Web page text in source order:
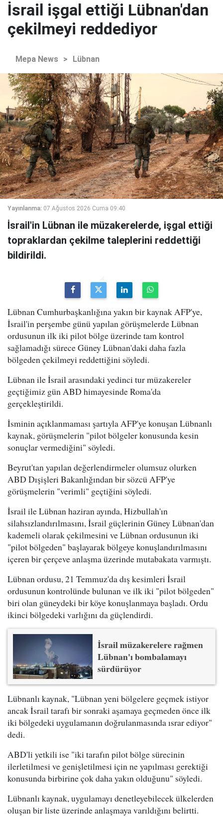
İsrail işgal ettiği Lübnan'dan
çekilmeyi reddediyor
Mepa News > Lübnan
Yayınlanma: 07 Ağustos 2026 Cuma 09:40
İsrail'in Lübnan ile müzakerelerde, işgal ettiği
topraklardan çekilme taleplerini reddettiği
bildirildi.
Lübnan Cumhurbaşkanlığına yakın bir kaynak AFP'ye,
İsrail'in perşembe günü yapılan görüşmelerde Lübnan
ordusunun ilk iki pilot bölge üzerinde tam kontrol
sağlamadığı sürece Güney Lübnan'daki daha fazla
bölgeden çekilmeyi reddettiğini söyledi.
Lübnan ile İsrail arasındaki yedinci tur müzakereler
geçtiğimiz gün ABD himayesinde Roma'da
gerçekleştirildi.
İsminin açıklanmaması şartıyla AFP'ye konuşan Lübnanlı
kaynak, görüşmelerin "pilot bölgeler konusunda kesin
sonuçlar vermediğini" söyledi.
Beyrut'tan yapılan değerlendirmeler olumsuz olurken
ABD Dışişleri Bakanlığından bir sözcü AFP'ye
görüşmelerin "verimli" geçtiğini söyledi.
İsrail ile Lübnan haziran ayında, Hizbullah'ın
silahsızlandırılmasını, İsrail güçlerinin Güney Lübnan'dan
kademeli olarak çekilmesini ve Lübnan ordusunun iki
"pilot bölgeden" başlayarak bölgeye konuşlandırılmasını
içeren bir çerçeve anlaşma üzerinde mutabakata varmıştı.
Lübnan ordusu, 21 Temmuz'da dış kesimleri İsrail
ordusunun kontrolünde bulunan ve ilk iki "pilot bölgeden"
biri olan güneydeki bir köye konuşlanmaya başladı. Ordu
ikinci bölgedeki varlığını da güçlendirdi.
İsrail müzakerelere rağmen
Lübnan'ı bombalamayı
sürdürüyor
Lübnanlı kaynak, "Lübnan yeni bölgelere geçmek istiyor
ancak İsrail tarafı bir sonraki aşamaya geçmeden önce ilk
iki bölgedeki uygulamanın doğrulanmasında ısrar ediyor"
dedi.
ABD'li yetkili ise "iki tarafın pilot bölge sürecinin
ilerletilmesi ve genişletilmesi için ne yapılması gerektiği
konusunda birbirine çok daha yakın olduğunu" söyledi.
Lübnanlı kaynak, uygulamayı denetleyebilecek ülkelerden
oluşan bir liste üzerinde anlaşmaya varıldığını belirtti.